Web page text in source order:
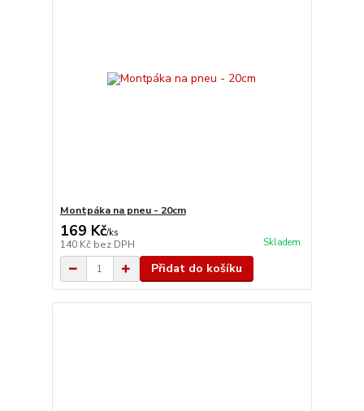
Montpáka na pneu - 20cm
169 Kč/ks
140 Kč bez DPH Skladem
Přidat do košíku